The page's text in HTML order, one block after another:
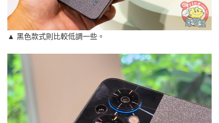
▲ 黑色款式則比較低調一些。